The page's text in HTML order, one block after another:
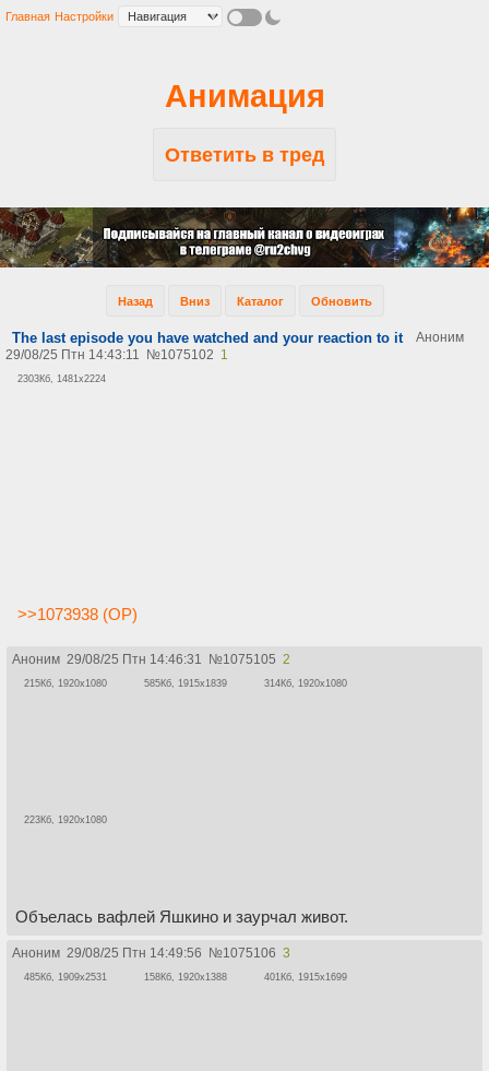
Главная Настройки
Анимация
Ответить в тред
Назад Вниз Каталог Обновить
The last episode you have watched and your reaction to it
Аноним
29/08/25 Птн 14:43:11
№1075102 1
2303Кб, 1481x2224
>>1073938 (OP)
Аноним 29/08/25 Птн 14:46:31 №1075105 2
215Кб, 1920x1080 585Кб, 1915x1839 314Кб, 1920x1080
223Кб, 1920x1080
Объелась вафлей Яшкино и заурчал живот.
Аноним 29/08/25 Птн 14:49:56 №1075106 3
485Кб, 1909x2531 158Кб, 1920x1388 401Кб, 1915x1699